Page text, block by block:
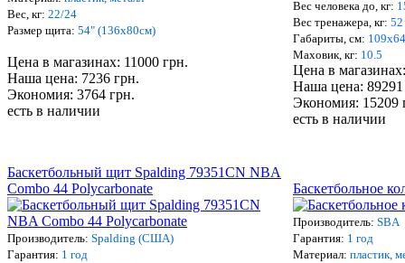
Вес, кг: 22/24
Размер щита: 54" (136х80см)
Цена в магазинах: 11000 грн.
Наша цена: 7236 грн.
Экономия: 3764 грн.
есть в наличии
Вес человека до, кг:
Вес тренажера, кг: 52
Габариты, см:
Маховик, кг: 10.5
Цена в
Наша цена: 89291
Экономия: 15209
есть в наличии
Баскетбольный щит Spalding 79351CN NBA
Combo 44 Polycarbonate
Производитель: Spalding (США)
Гарантия: 1 год
Баскетбольное
Производитель: SBA
Гарантия: 1 год
Материал: пластик,